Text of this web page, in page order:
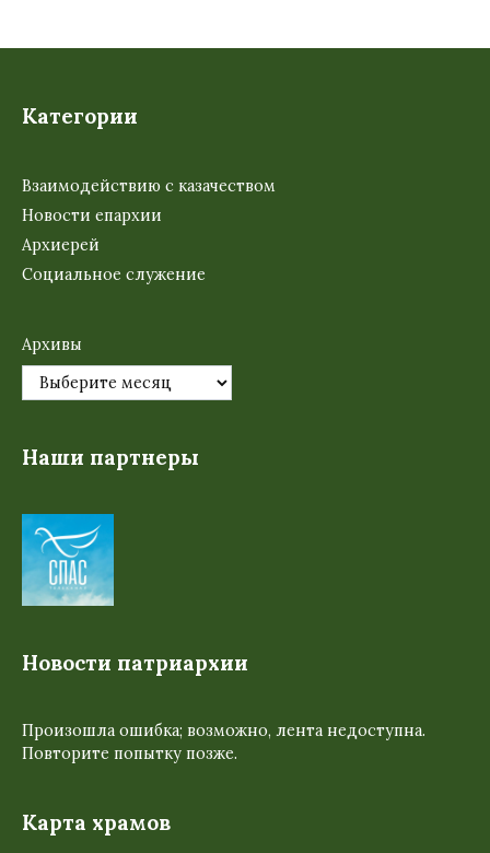
Категории
Взаимодействию с казачеством
Новости епархии
Архиерей
Социальное служение
Архивы
Наши партнеры
Новости патриархии
Произошла ошибка; возможно, лента недоступна.
Повторите попытку позже.
Карта храмов